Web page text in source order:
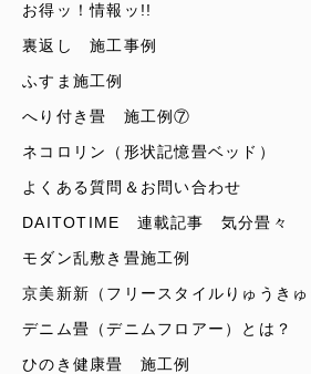
お得ッ！情報ッ!!
裏返し 施工事例
ふすま施工例
へり付き畳 施工例⑦
ネコロリン（形状記憶畳ベッド）
よくある質問＆お問い合わせ
DAITOTIME 連載記事 気分畳々
モダン乱敷き畳施工例
京美新新（フリースタイルりゅうきゅ
デニム畳（デニムフロアー）とは？
ひのき健康畳 施工例